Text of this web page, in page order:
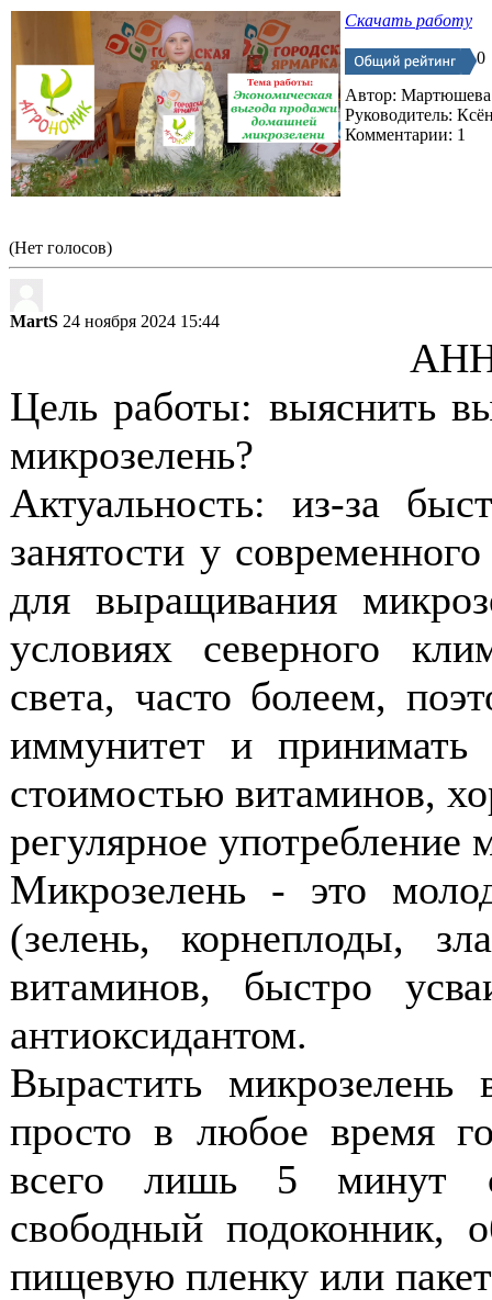
Скачать работу
0
Автор:
Руководитель:
Комментарии: 1
(Нет голосов)
MartS 24 ноября 2024 15:44
Цель работы: выяснить
микрозелень?
Актуальность: из-за
занятости у
для выращивания
условиях северного
света, часто болеем,
иммунитет и
стоимостью витаминов,
регулярное употребление
Микрозелень - это
(зелень, корнеплоды,
витаминов, быстро
антиоксидантом.
Вырастить
просто в любое время
всего лишь 5 минут
свободный подоконник,
пищевую пленку или